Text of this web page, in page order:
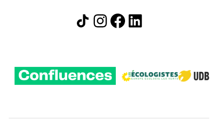
Icône de partage
Instagram
Facebook
LinkedIn